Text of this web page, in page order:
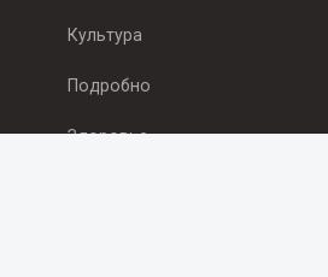
Культура
Подробно
Здоровье